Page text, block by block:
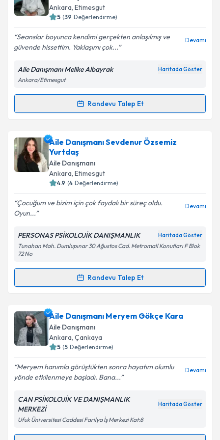
için bir takvim hazırlandığında e-posta ile
bilgilendireceğiz.
E-posta Adresiniz
Kişisel verilerimin işlenmesine ilişkin
Metni'ni okudum ve kişisel verilerimin belirtilen
kapsamda işlenmesini kabul ediyorum.
Ankara, Etimesgut
5 (39 Değerlendirme)
Seanslar boyunca kendimi gerçekten anlaşılmış ve
güvende hissettim. Yaklaşımı çok...
Devamı
Aile Danışmanı Melike Albayrak Haritada Göster
Ankara/Etimesgut
Randevu Talep Et
Randevu Takvimi Talebi
Aile Danışmanı Melike Albayrakiçin randevu
takvimi talebi oluşturun. Size bu uzmandan randevu
almanız için bir takvim hazırlandığında e-posta ile
bilgilendireceğiz.
Kişisel verilerimin işlenmesine ilişkin
Aydınlatma
Metni'ni okudum ve kişisel verilerimin belirtilen
Takvim Talebini Gönder
Aile Danışmanı Sevdenur Özsemiz
Yurtdaş
Aile Danışmanı
Ankara, Etimesgut
4.9 (4 Değerlendirme)
Çocuğum ve bizim için çok faydalı bir süreç oldu.
Oyun...
Devamı
PERSONAS PSİKOLOJİK DANIŞMANLIK Haritada Göster
Tunahan Mah. Dumlupınar 30 Ağustos Cad. Metromall Konutları F Blok
72 No
Randevu Talep Et
Randevu Takvimi Talebi
Aile Danışmanı Sevdenur Özsemiz Yurtdaşiçin
randevu takvimi talebi oluşturun. Size bu uzmandan
randevu almanız için bir takvim hazırlandığında e-
posta ile bilgilendireceğiz.
E-posta Adresiniz
Metni'ni okudum ve kişisel verilerimin belirtilen
kapsamda işlenmesini kabul ediyorum.
Aile Danışmanı Meryem Gökçe Kara
Aile Danışmanı
Ankara, Çankaya
5 (5 Değerlendirme)
Meryem hanımla görüştükten sonra hayatım olumlu
yönde etkilenmeye başladı. Bana...
Devamı
CAN PSİKOLOJİK VE DANIŞMANLIK
MERKEZİ
Haritada Göster
Ufuk Üniversitesi Caddesi Farilya İş Merkezi Kat:8